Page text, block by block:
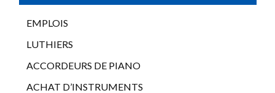
EMPLOIS
LUTHIERS
ACCORDEURS DE PIANO
ACHAT D’INSTRUMENTS